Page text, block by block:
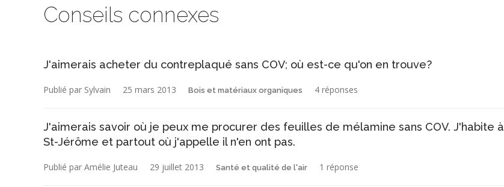
Conseils connexes
J'aimerais acheter du contreplaqué sans COV; où est-ce qu'on en trouve?
Publié par Sylvain 25 mars 2013 Bois et matériaux organiques 4 réponses
J'aimerais savoir où je peux me procurer des feuilles de mélamine sans COV. J'habite à
St-Jérôme et partout où j'appelle il n'en ont pas.
Publié par Amélie Juteau 29 juillet 2013 Santé et qualité de l'air 1 réponse